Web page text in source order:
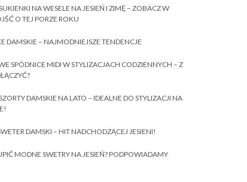
NA WESELE NA JESIEŃ I ZIMĘ – ZOBACZ W
O TEJ PORZE ROKU
DAMSKIE – NAJMODNIEJSZE TENDENCJE
SPÓDNICE MIDI W STYLIZACJACH CODZIENNYCH – Z
DAMSKIE NA LATO – IDEALNE DO STYLIZACJI NA
DAMSKI – HIT NADCHODZĄCEJ JESIENI!
MODNE SWETRY NA JESIEŃ? PODPOWIADAMY